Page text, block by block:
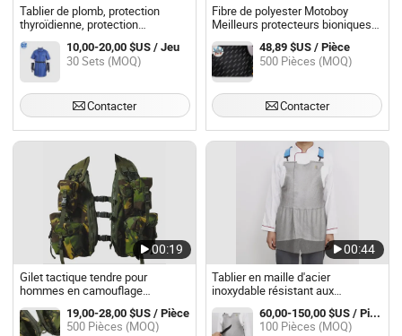
Tablier de plomb, protection
thyroïdienne, protection
gonadique, gants en plomb,
couverture en plomb, bonnet en
plomb, cape en plomb, protection
contre les rayons X, gilet de
radiologie CT, tissu de tablier de
plomb
10,00-20,00 $US / Jeu
30 Sets (MOQ)
Contacter
Fibre de polyester Motoboy
Meilleurs protecteurs bioniques
(MB-A01)
48,89 $US / Pièce
500 Pièces (MOQ)
Contacter
00:19
Gilet tactique tendre pour
hommes en camouflage
personnalisé pour l'extérieur
19,00-28,00 $US / Pièce
500 Pièces (MOQ)
00:44
Tablier en maille d'acier
inoxydable résistant aux
coupures
60,00-150,00 $US / Pièce
100 Pièces (MOQ)